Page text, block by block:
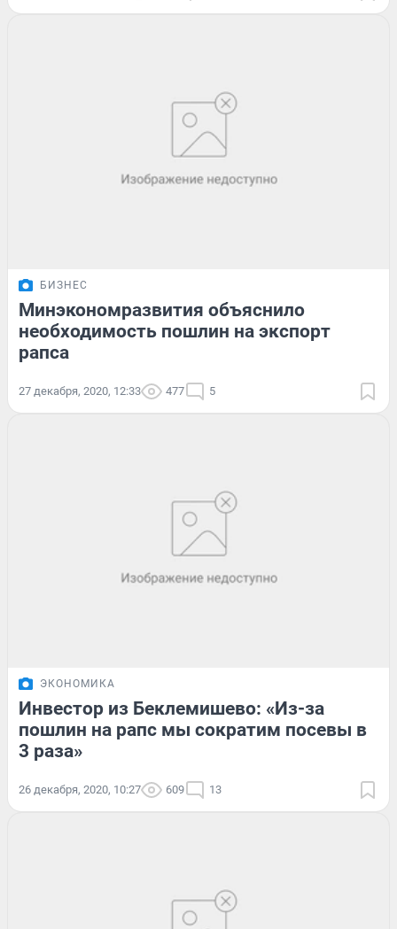
БИЗНЕС
Минэкономразвития объяснило
необходимость пошлин на экспорт
рапса
27 декабря, 2020, 12:33 477 5
ЭКОНОМИКА
Инвестор из Беклемишево: «Из-за
пошлин на рапс мы сократим посевы в
3 раза»
26 декабря, 2020, 10:27 609 13